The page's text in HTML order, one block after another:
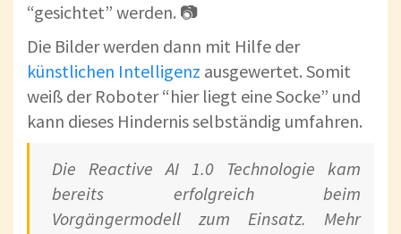
“gesichtet” werden. 📷
Die Bilder werden dann mit Hilfe der
künstlichen Intelligenz ausgewertet. Somit
weiß der Roboter “hier liegt eine Socke” und
kann dieses Hindernis selbständig umfahren.
Die Reactive AI 1.0 Technologie kam
bereits erfolgreich beim
Vorgängermodell zum Einsatz. Mehr